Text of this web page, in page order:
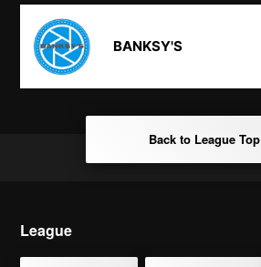
BANKSY'S
Back to League Top
League